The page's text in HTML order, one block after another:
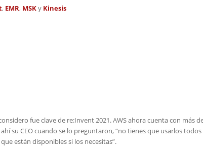
, EMR, MSKy Kinesis
fue clave de re:Invent 2021. AWS ahora cuenta con más
su CEO cuando se lo preguntaron, “no tienes que usarlos todos
están disponibles si los necesitas”.